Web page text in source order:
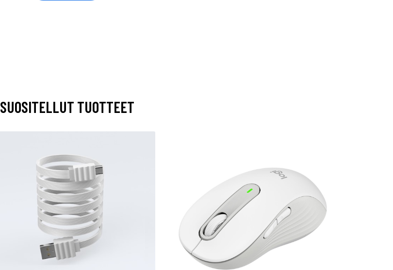
SUOSITELLUT TUOTTEET